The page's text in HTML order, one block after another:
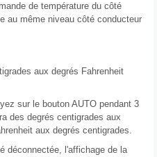
de température du côté
au même niveau côté conducteur
aux degrés Fahrenheit
sur le bouton AUTO pendant 3
des degrés centigrades aux
aux degrés centigrades.
déconnectée, l'affichage de la